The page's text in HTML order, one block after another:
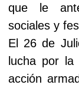
que le
sociales y
El 26 de
lucha por
acción